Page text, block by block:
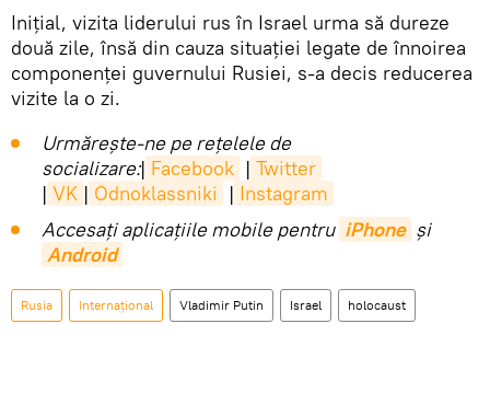
Inițial, vizita liderului rus în Israel urma să dureze
două zile, însă din cauza situației legate de înnoirea
componenței guvernului Rusiei, s-a decis reducerea
vizite la o zi.
Urmărește-ne pe rețelele de
socializare:| Facebook | Twitter
| VK | Odnoklassniki | Instagram
Accesaţi aplicaţiile mobile pentru iPhone și
Android
Rusia Internaţional Vladimir Putin Israel holocaust